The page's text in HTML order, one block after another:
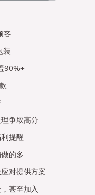
客
装
90%+
争取高分
提醒
的多
对提供方案
甚至加入